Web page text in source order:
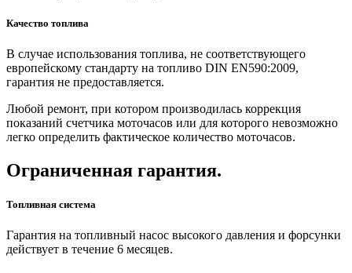
Качество топлива
В случае использования топлива, не соответствующего
европейскому стандарту на топливо DIN EN590:2009,
гарантия не предоставляется.
Любой ремонт, при котором производилась коррекция
показаний счетчика моточасов или для которого невозможно
легко определить фактическое количество моточасов.
Ограниченная гарантия.
Топливная система
Гарантия на топливный насос высокого давления и форсунки
действует в течение 6 месяцев.